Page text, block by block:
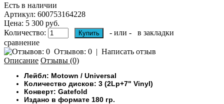
Есть в наличии
Артикул: 600753164228
Цена: 5 300 руб.
Количество:
- или -
в закладки
сравнение
Отзывов: 0 | Написать отзыв
Описание Отзывы (0)
Лейбл: Motown / Universal
Количество дисков: 3 (2Lp+7" Vinyl)
Конверт: Gatefold
Издано в формате 180 гр.